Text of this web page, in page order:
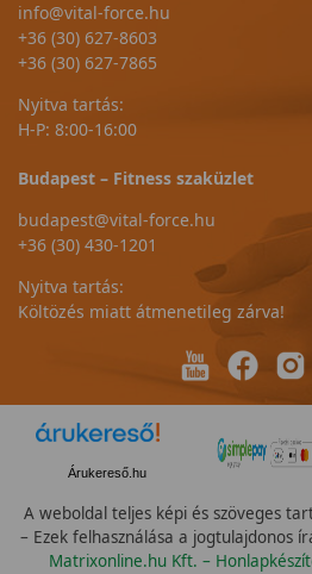
info@vital-force.hu
+36 (30) 627-8603
+36 (30) 627-7865
Nyitva tartás:
H-P: 8:00-16:00
Budapest – Fitness szaküzlet
budapest@vital-force.hu
+36 (30) 430-1201
Nyitva tartás:
Költözés miatt átmenetileg zárva!
Árukereső.hu
A weboldal teljes képi és szöveges
– Ezek felhasználása a jogtulajdonos
Matrixonline.hu Kft. –